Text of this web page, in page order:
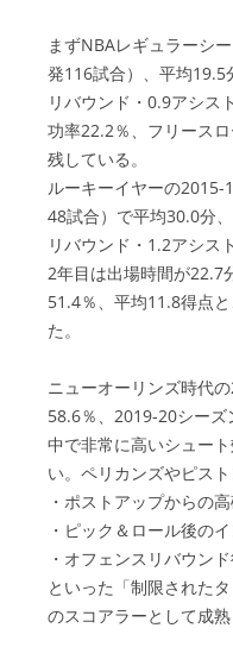
まずNBAレギュラーシ
発116試合）、平均
リバウンド・0.9アシス
功率22.2％、フリース
残している。
ルーキーイヤーの2015-
48試合）で平均30.0分
リバウンド・1.2アシス
2年目は出場時間が22.7
51.4％、平均11.8得点
た。
ニューオーリンズ時代
58.6％、2019-20シー
中で非常に高いシュー
い。ペリカンズやピス
・ポストアップからの
・ピック＆ロール後の
・オフェンスリバウン
といった「制限された
のスコアラーとして成